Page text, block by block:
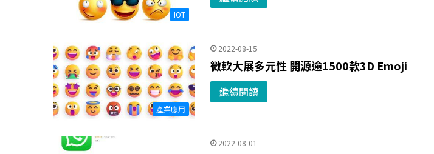
IOT
產業應用
2022-08-15
微軟大展多元性 開源逾1500款3D Emoji
繼續閱讀
2022-08-01